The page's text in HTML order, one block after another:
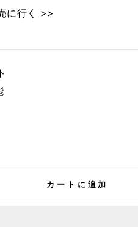
に行く >>
カートに追加